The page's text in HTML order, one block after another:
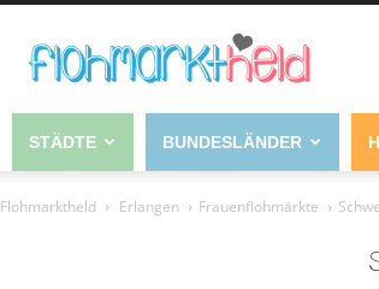
STÄDTE BUNDESLÄNDER
Flohmarktheld Erlangen Frauenflohmärkte